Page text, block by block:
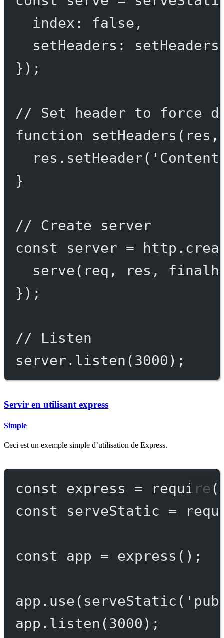
index: false ,
setHeaders:
});
// Set header to force
function
setHeaders ( res
res. setHeader(
}
// Create server
const
server = http.
serve(req, res,
});
// Listen
server. listen (3000 );
Servir en utilisant express
Simple
Ceci est un exemple simple d’utilisation de Express.
const express = require (
const
serveStatic =
const app = express ();
app. use( serveStatic (
app. listen (3000 );